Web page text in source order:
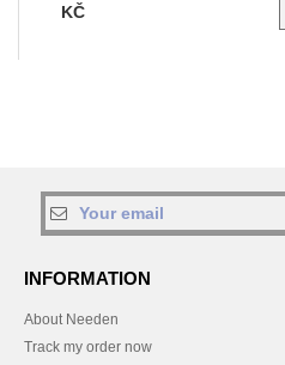
KČ
INFORMATION
About Needen
Track my order now